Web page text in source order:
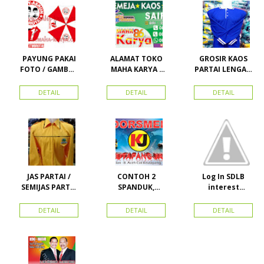
PAYUNG PAKAI
FOTO / GAMBAR
KAMPANYE,
PARTAI DAN
DETAIL
ALAMAT TOKO
MAHA KARYA /
PERDANA 411
DETAIL
GROSIR KAOS
PARTAI LENGAN
MURAH
LACOSTE SEMUA
STOK
DETAIL
JAS PARTAI /
SEMIJAS PARTAI
DETAIL
CONTOH 2
SPANDUK,
KARTU NAMA
DETAIL
Log In SDLB
interest
DETAIL